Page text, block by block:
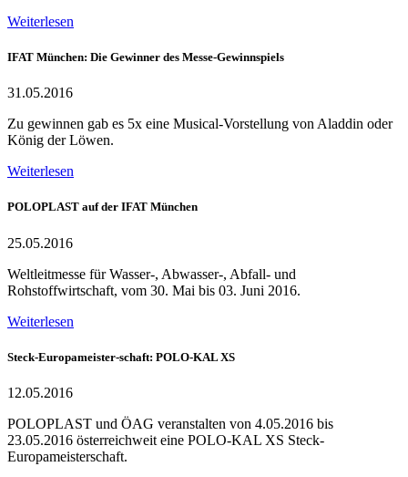
Weiterlesen
IFAT München: Die Gewinner des Messe-Gewinnspiels
31.05.2016
Zu gewinnen gab es 5x eine Musical-Vorstellung von Aladdin oder
König der Löwen.
Weiterlesen
POLOPLAST auf der IFAT München
25.05.2016
Weltleitmesse für Wasser-, Abwasser-, Abfall- und
Rohstoffwirtschaft, vom 30. Mai bis 03. Juni 2016.
Weiterlesen
Steck-Europameister-schaft: POLO-KAL XS
12.05.2016
POLOPLAST und ÖAG veranstalten von 4.05.2016 bis
23.05.2016 österreichweit eine POLO-KAL XS Steck-
Europameisterschaft.